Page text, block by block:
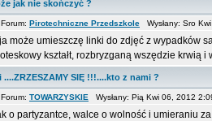
jak nie skończyć ?
Forum: Pirotechniczne Przedszkole Wysłany: Sro
może umieszczę linki do zdjęć z wypadków
kształt, rozbryzganą wszędzie krwią i
SIĘ !!!....kto z nami ?
Forum: TOWARZYSKIE Wysłany: Pią Kwi 06, 2012
o partyzantce, walce o wolność i umieraniu